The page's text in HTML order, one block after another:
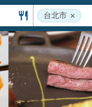
台北市